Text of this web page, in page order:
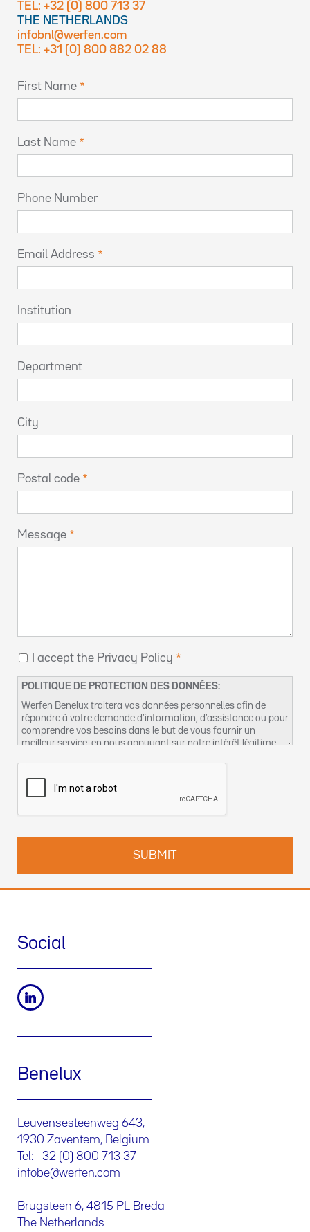
TEL: +32 (0) 800 713 37
THE NETHERLANDS
infobnl@werfen.com
TEL: +31 (0) 800 882 02 88
First Name
Last Name
Phone Number
Email Address
Institution
Department
City
Postal code
Message
I accept the Privacy Policy
POLITIQUE DE PROTECTION DES DONNÉES:
Werfen Benelux traitera vos données personnelles afin de
répondre à votre demande d’information, d’assistance ou pour
comprendre vos besoins dans le but de vous fournir un
meilleur service, en nous appuyant sur notre intérêt légitime
des données et comment exercer vos droits dans notre
Politique de confidentialité
Social
Benelux
Leuvensesteenweg 643,
1930 Zaventem, Belgium
Tel: +32 (0) 800 713 37
infobe@werfen.com
Brugsteen 6, 4815 PL Breda
The Netherlands